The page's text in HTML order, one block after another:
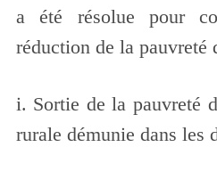
a été résolue pour
réduction de la pauvreté
i. Sortie de la pauvreté
rurale démunie dans les